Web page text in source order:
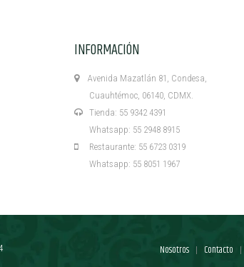
INFORMACIÓN
Avenida Mazatlán 81, Condesa,
Cuauhtémoc, 06140, CDMX.
Tienda: 55 9342 4391
Whatsapp: 55 2948 8915
Restaurante: 55 6723 0319
Whatsapp: 55 8051 1967
Nosotros | Contacto |